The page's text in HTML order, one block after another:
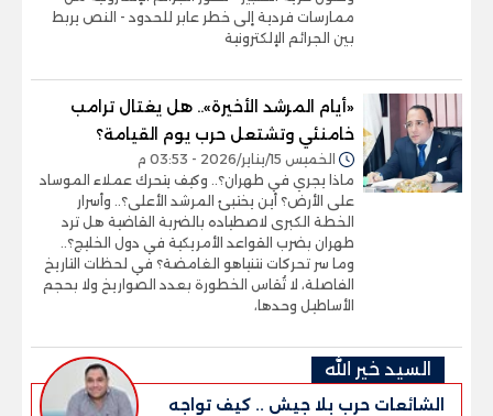
ممارسات فردية إلى خطر عابر للحدود - النص يربط
بين الجرائم الإلكترونية
«أيام المرشد الأخيرة».. هل يغتال ترامب
خامنئي وتشتعل حرب يوم القيامة؟
الخميس 15/يناير/2026 - 03:53 م
ماذا يجري في طهران؟.. وكيف يتحرك عملاء الموساد
على الأرض؟ أين يختبئ المرشد الأعلى؟.. وأسرار
الخطة الكبرى لاصطياده بالضربة القاضية هل ترد
طهران بضرب القواعد الأمريكية في دول الخليج؟..
وما سر تحركات نتنياهو الغامضة؟ في لحظات التاريخ
الفاصلة، لا تُقاس الخطورة بعدد الصواريخ ولا بحجم
الأساطيل وحدها،
السيد خير الله
الشائعات حرب بلا جيش .. كيف تواجه